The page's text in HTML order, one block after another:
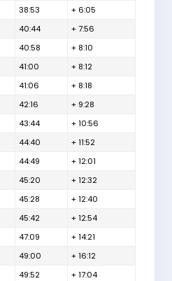
38:53
+ 6:05
40:44
+ 7:56
40:58
+ 8:10
41:00
+ 8:12
41:06
+ 8:18
42:16
+ 9:28
43:44
+ 10:56
44:40
+ 11:52
44:49
+ 12:01
45:20
+ 12:32
45:28
+ 12:40
45:42
+ 12:54
47:09
+ 14:21
49:00
+ 16:12
49:52
+ 17:04